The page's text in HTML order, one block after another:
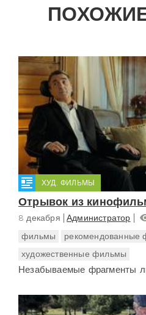
ХУД. ФИЛЬМЫ
Отрывок из
8 декабря Администратор
фильмы
рекомендованные
художественные фильмы
Незабываемые фрагменты